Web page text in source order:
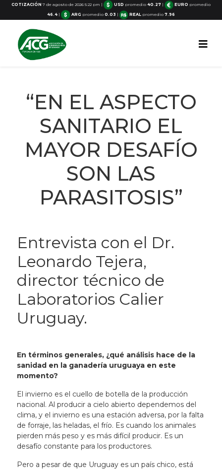
COTIZACIÓN 7 de agosto de 2026 5:22 pm | USD promedio40.27 | EURO promedio
46.4 | ARG promedio0.03 | REAL promedio7.96
“EN EL ASPECTO
SANITARIO EL
MAYOR DESAFÍO
SON LAS
PARASITOSIS”
Entrevista con el Dr.
Leonardo Tejera,
director técnico de
Laboratorios Calier
Uruguay.
En términos generales, ¿qué análisis hace de la
sanidad en la ganadería uruguaya en este
momento?
El invierno es el cuello de botella de la producción
nacional. Al producir a cielo abierto dependemos del
clima, y el invierno es una estación adversa, por la falta
de forraje, las heladas, el frío. Es cuando los animales
pierden más peso y es más difícil producir. Es un
desafío constante para los productores.
Pero a pesar de que Uruguay es un país chico, está